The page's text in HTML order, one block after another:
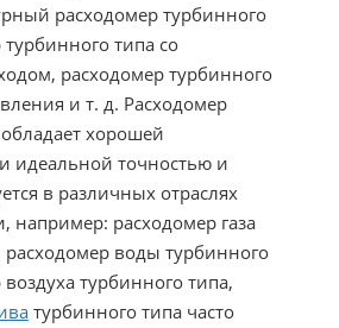
расходомер турбинного
типа со
расходомер турбинного
и т. д. Расходомер
хорошей
идеальной точностью и
в различных отраслях
расходомер газа
расходомер воды турбинного
турбинного типа,
турбинного типа часто